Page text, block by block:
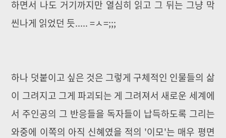
하면서 나도 거기까지만 열심히 읽고 그 뒤는 그냥 막
씬나게 읽었던 듯..... =ㅅ=;;;
하나 덧붙이고 싶은 것은 그렇게 구체적인 인물들의 삶
이 그려지고 그게 파괴되는 게 그려져서 새로운 세계에
서 주인공의 그 반응들을 독자들이 납득하도록 그리는
와중에 이쪽의 아직 신혜였을 적의 '이모'는 매우 평면